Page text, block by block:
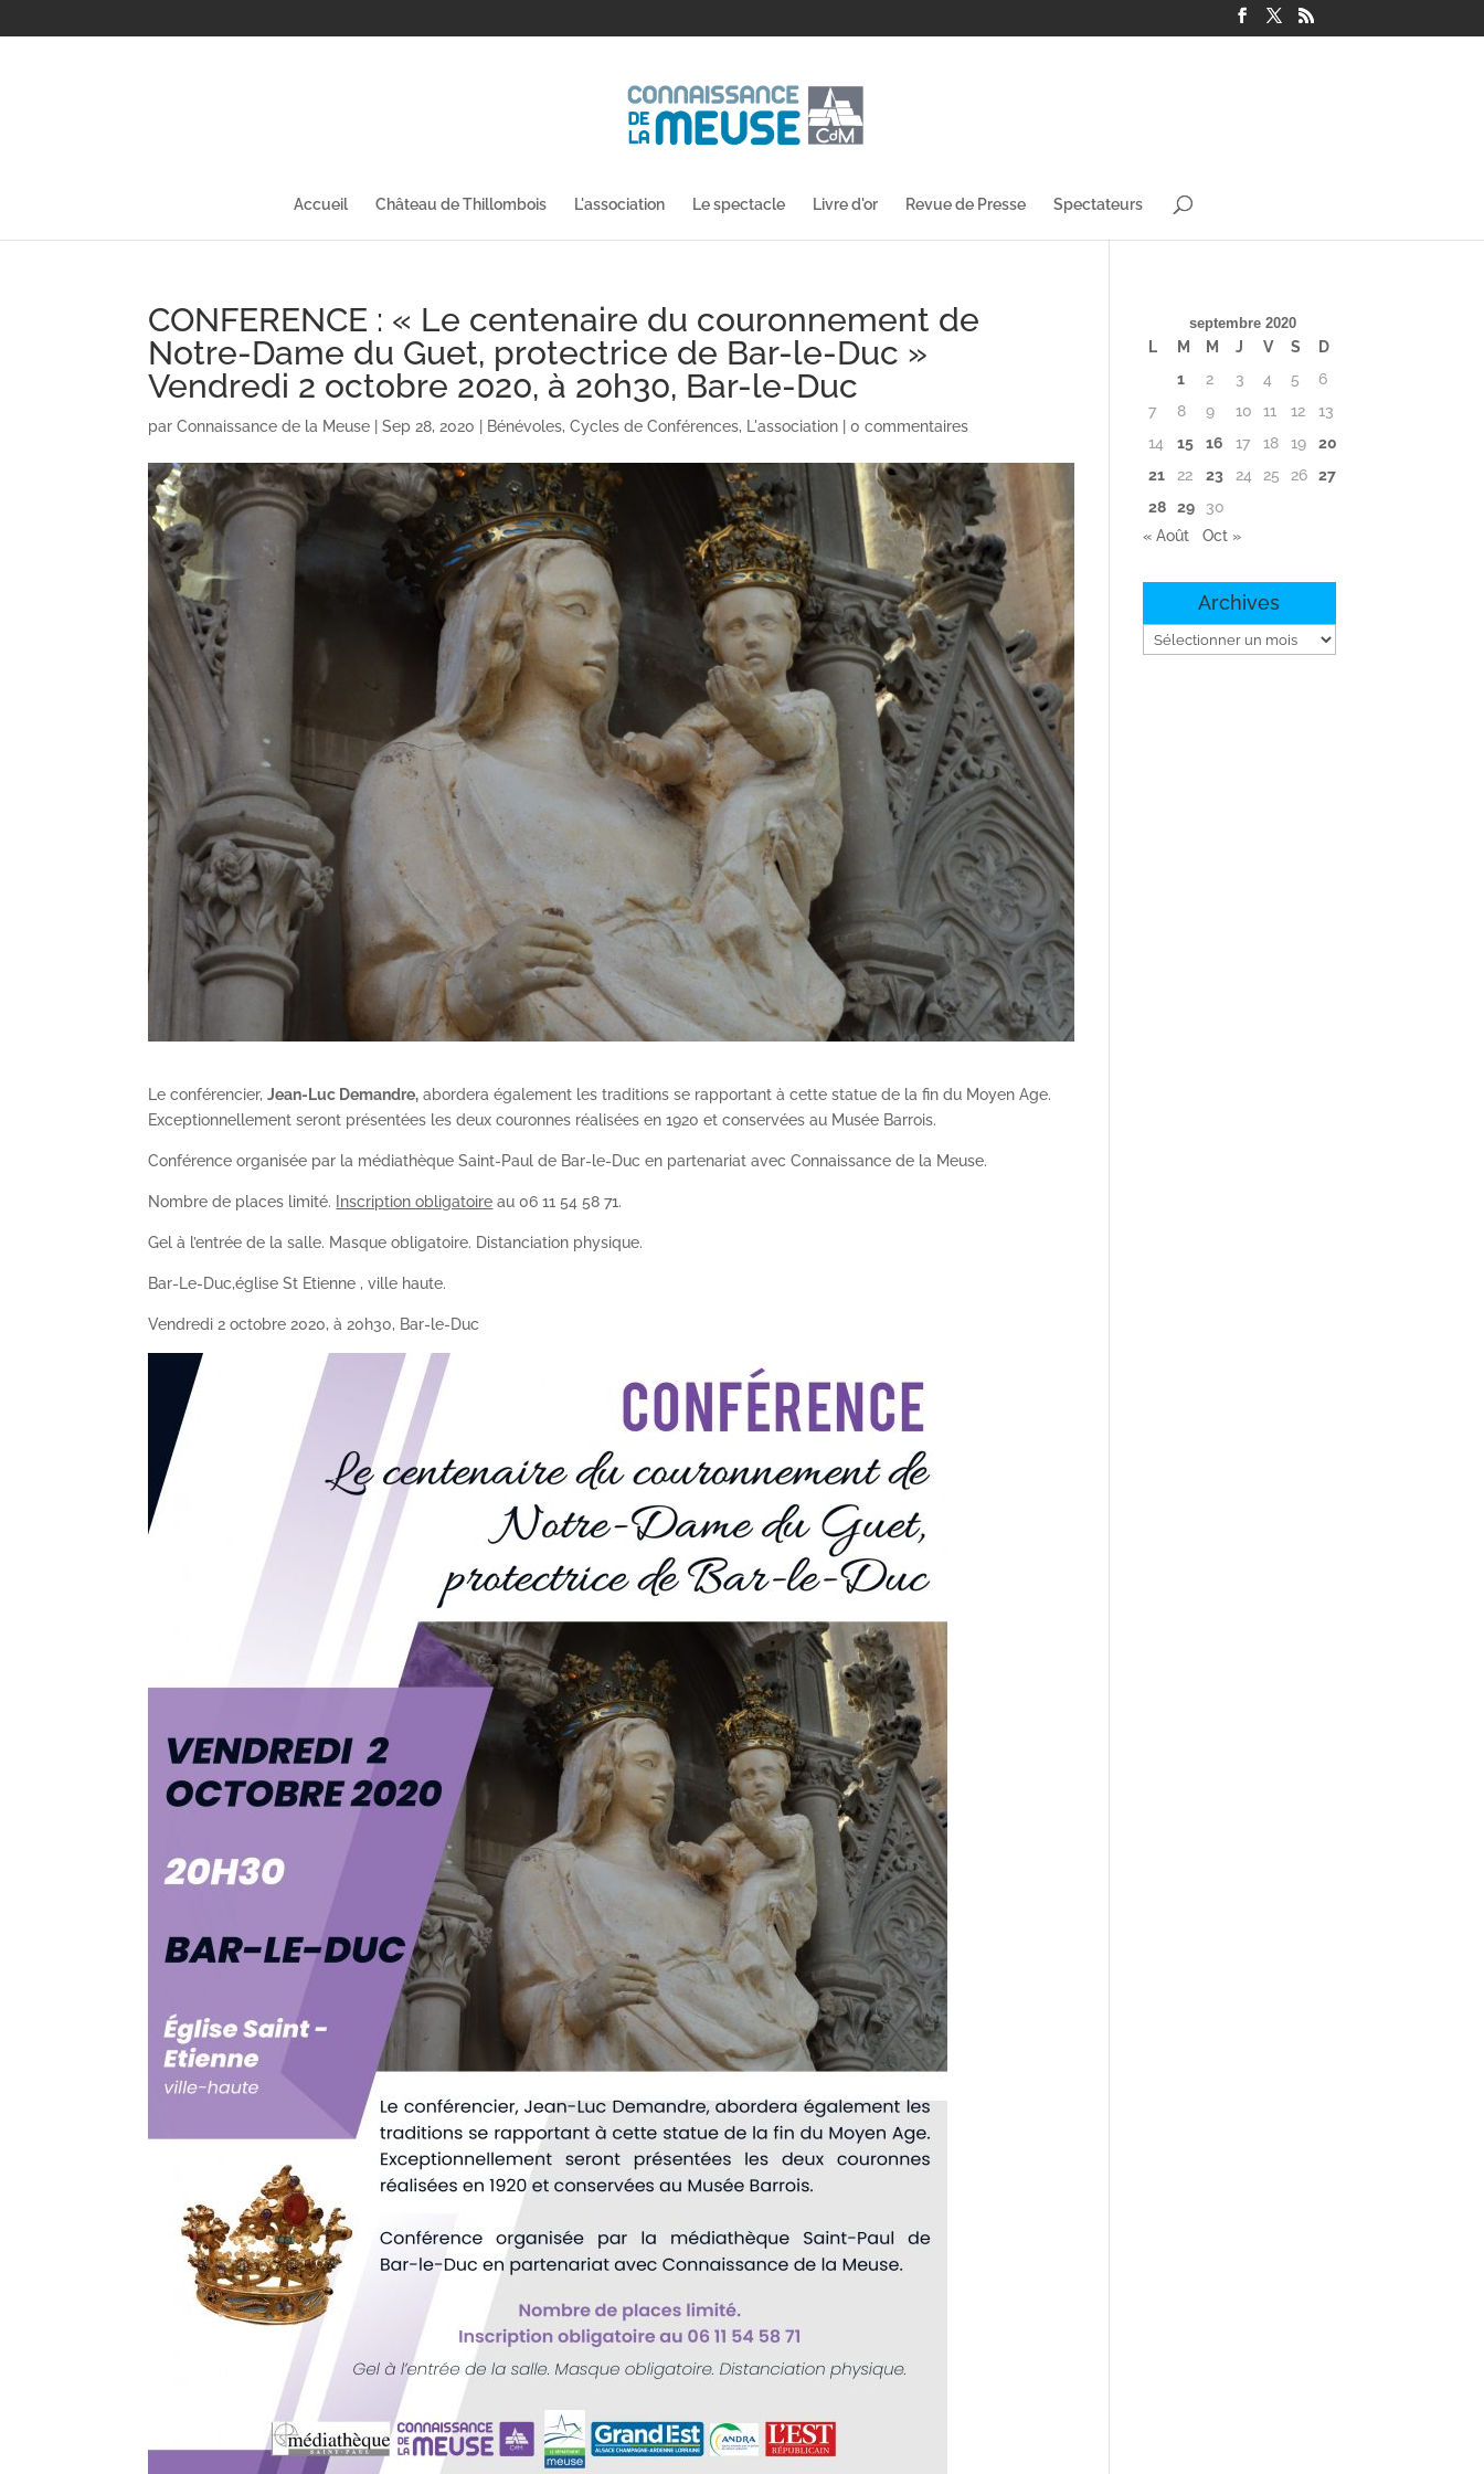
Accueil Château de Thillombois L'association Le spectacle Livre d'or Revue de Presse Spectateurs
CONFERENCE : « Le centenaire du couronnement de
Notre-Dame du Guet, protectrice de Bar-le-Duc »
Vendredi 2 octobre 2020, à 20h30, Bar-le-Duc
parConnaissance de la Meuse |Sep 28, 2020 | Bénévoles,Cycles de Conférences, L'association |0 commentaires
Le conférencier,Jean-Luc Demandre, abordera également les traditions se rapportant à cette statue de la fin du Moyen Age.
Exceptionnellement seront présentées les deux couronnes réalisées en 1920 et conservées au Musée Barrois.
Conférence organisée par la médiathèque Saint-Paul de Bar-le-Duc en partenariat avec Connaissance de la Meuse.
Nombre de places limité. Inscription obligatoire au 06 11 54 58 71.
Gel à l’entrée de la salle. Masque obligatoire. Distanciation physique.
Bar-Le-Duc,église St Etienne , ville haute.
Vendredi 2 octobre 2020, à 20h30, Bar-le-Duc
septembre 2020
L M M J V S
D
1
2 3 4 5
6
7
8 9 10 11 12
13
14
15 16 17 18 19
20
21
22 23 24 25 26
27
28
29
30
« Août
Oct »
Archives
Archives